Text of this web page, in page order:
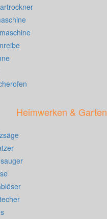
Heimwerken & Garten